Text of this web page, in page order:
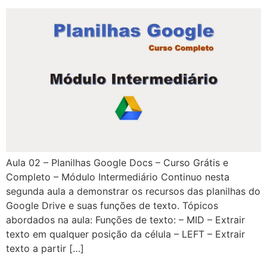
Aula 02 – Planilhas Google Docs – Curso Grátis e
Completo – Módulo Intermediário Continuo nesta
segunda aula a demonstrar os recursos das planilhas do
Google Drive e suas funções de texto. Tópicos
abordados na aula: Funções de texto: – MID – Extrair
texto em qualquer posição da célula – LEFT – Extrair
texto a partir […]